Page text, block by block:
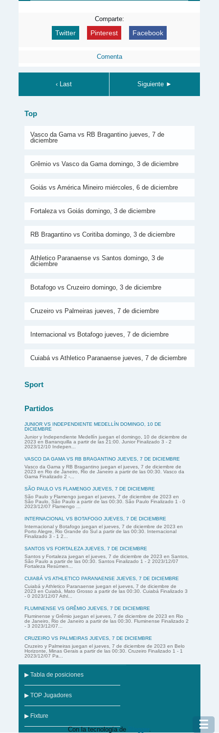
Comparte:
Twitter Pinterest Facebook
Comenta
‹ Last Siguiente ►
Top
Vasco da Gama vs RB Bragantino jueves, 7 de
diciembre
Grêmio vs Vasco da Gama domingo, 3 de diciembre
Goiás vs América Mineiro miércoles, 6 de diciembre
Fortaleza vs Goiás domingo, 3 de diciembre
RB Bragantino vs Coritiba domingo, 3 de diciembre
Athletico Paranaense vs Santos domingo, 3 de
diciembre
Botafogo vs Cruzeiro domingo, 3 de diciembre
Cruzeiro vs Palmeiras jueves, 7 de diciembre
Internacional vs Botafogo jueves, 7 de diciembre
Cuiabá vs Athletico Paranaense jueves, 7 de diciembre
Sport
Partidos
JUNIOR VS INDEPENDIENTE MEDELLÍN DOMINGO, 10 DE
DICIEMBRE
Junior y Independiente Medellín juegan el domingo, 10 de diciembre de
2023 en Barranquilla a partir de las 21:00. Junior Finalizado 3 - 2
2023/12/10 Indepen...
VASCO DA GAMA VS RB BRAGANTINO JUEVES, 7 DE DICIEMBRE
Vasco da Gama y RB Bragantino juegan el jueves, 7 de diciembre de
2023 en Rio de Janeiro, Rio de Janeiro a partir de las 00:30. Vasco da
Gama Finalizado 2 -...
SÃO PAULO VS FLAMENGO JUEVES, 7 DE DICIEMBRE
São Paulo y Flamengo juegan el jueves, 7 de diciembre de 2023 en
São Paulo, São Paulo a partir de las 00:30. São Paulo Finalizado 1 - 0
2023/12/07 Flamengo ...
INTERNACIONAL VS BOTAFOGO JUEVES, 7 DE DICIEMBRE
Internacional y Botafogo juegan el jueves, 7 de diciembre de 2023 en
Porto Alegre, Rio Grande do Sul a partir de las 00:30. Internacional
Finalizado 3 - 1 2...
SANTOS VS FORTALEZA JUEVES, 7 DE DICIEMBRE
Santos y Fortaleza juegan el jueves, 7 de diciembre de 2023 en Santos,
São Paulo a partir de las 00:30. Santos Finalizado 1 - 2 2023/12/07
Fortaleza Resúmen...
CUIABÁ VS ATHLETICO PARANAENSE JUEVES, 7 DE DICIEMBRE
Cuiabá y Athletico Paranaense juegan el jueves, 7 de diciembre de
2023 en Cuiabá, Mato Grosso a partir de las 00:30. Cuiabá Finalizado 3
- 0 2023/12/07 Athl...
FLUMINENSE VS GRÊMIO JUEVES, 7 DE DICIEMBRE
Fluminense y Grêmio juegan el jueves, 7 de diciembre de 2023 en Rio
de Janeiro, Rio de Janeiro a partir de las 00:30. Fluminense Finalizado 2
- 3 2023/12/07...
CRUZEIRO VS PALMEIRAS JUEVES, 7 DE DICIEMBRE
Cruzeiro y Palmeiras juegan el jueves, 7 de diciembre de 2023 en Belo
Horizonte, Minas Gerais a partir de las 00:30. Cruzeiro Finalizado 1 - 1
2023/12/07 Pa...
☰
▶ Tabla de posiciones
▶ TOP Jugadores
▶ Fixture
Con la tecnología de .